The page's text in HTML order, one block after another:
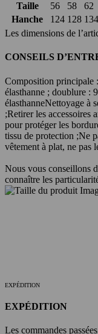
Taille
56 58 62
Hanche
124 128 134
Les dimensions de
CONSEILS
Composition principale
élasthanne ; doublure :
élasthanneNettoyage à
;Retirer les accessoires
pour protéger les
tissu de protection ;Ne
vêtement à plat, ne pas
Nous vous conseillons
connaître les
EXPÉDITION
EXPÉDITION
Les commandes